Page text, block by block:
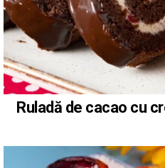
Ruladă de cacao cu